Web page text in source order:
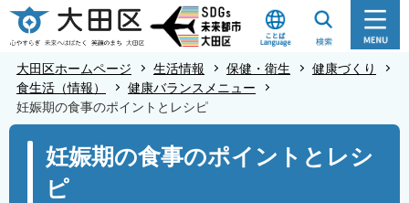
こ
の
の
大田区ホームページ 生活情報 保健・衛生
健康づくり
食生活（情報）
健康バランスメニュー
妊娠期の食事のポイントとレシピ
妊娠期の食事のポイントとレシ
ピ